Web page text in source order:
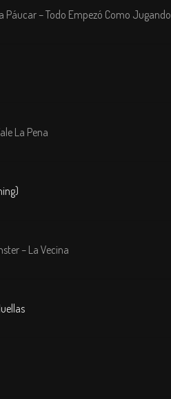
Páucar – Todo Empezó Como Jugando
La Pena
– La Vecina